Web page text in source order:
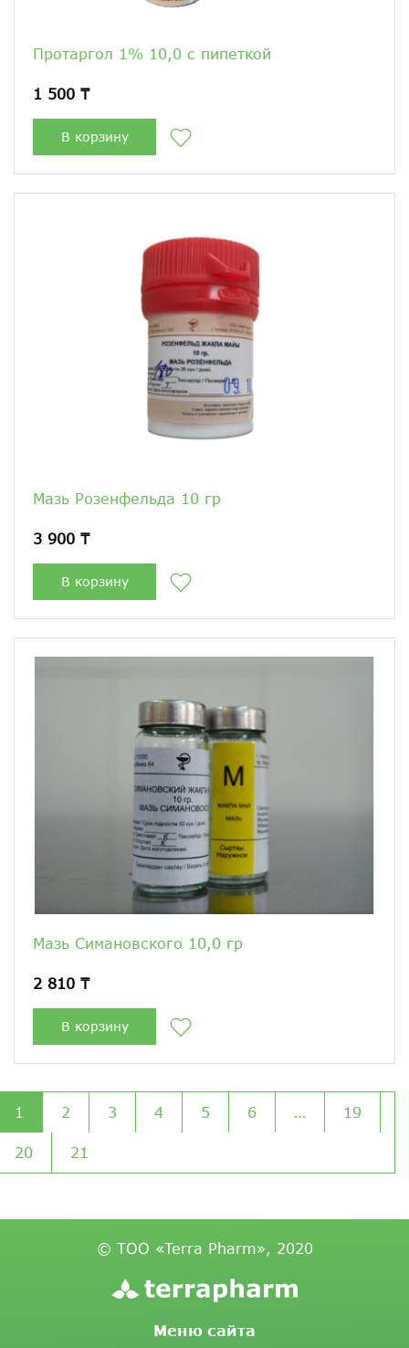
Протаргол 1% 10,0 с пипеткой
1 500 ₸
В корзину
Мазь Розенфельда 10 гр
3 900 ₸
В корзину
Мазь Симановского 10,0 гр
2 810 ₸
В корзину
1 2 3 4 5 6 … 19
20 21
© ТОО «Terra Pharm», 2020
Меню сайта